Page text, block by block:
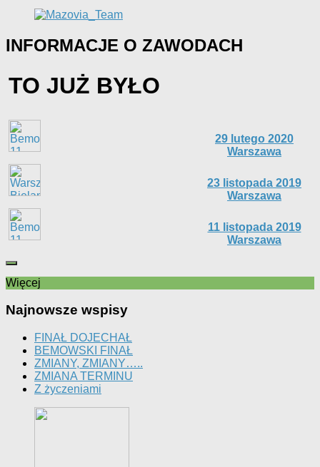
INFORMACJE O ZAWODACH
TO JUŻ BYŁO
29 lutego 2020
Warszawa
23 listopada 2019
Warszawa
11 listopada 2019
Warszawa
Więcej
Najnowsze wspisy
FINAŁ DOJECHAŁ
BEMOWSKI FINAŁ
ZMIANY, ZMIANY…..
ZMIANA TERMINU
Z życzeniami